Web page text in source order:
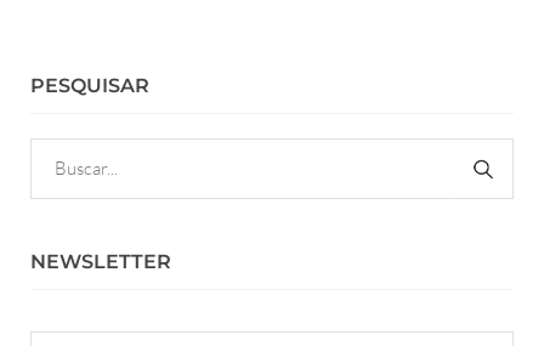
PESQUISAR
NEWSLETTER